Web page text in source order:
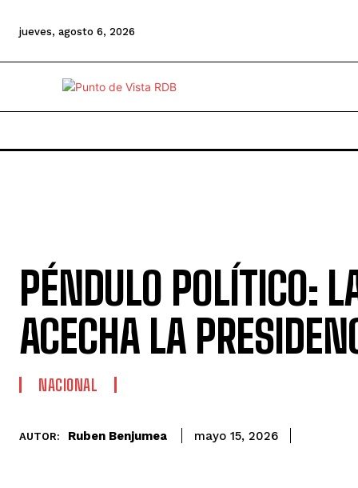
jueves, agosto 6, 2026
PÉNDULO POLÍTICO:
ACECHA LA
NACIONAL
AUTOR: Ruben Benjumea mayo 15, 2026